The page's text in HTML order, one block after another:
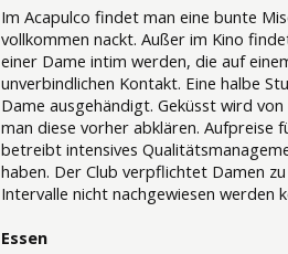
Im Acapulco findet man eine bunte
vollkommen nackt. Außer im Kino
einer Dame intim werden, die auf
unverbindlichen Kontakt. Eine halbe
Dame ausgehändigt. Geküsst wird
man diese vorher abklären. Aufpreise
betreibt intensives
haben. Der Club verpflichtet Damen
Intervalle nicht nachgewiesen werden
Essen